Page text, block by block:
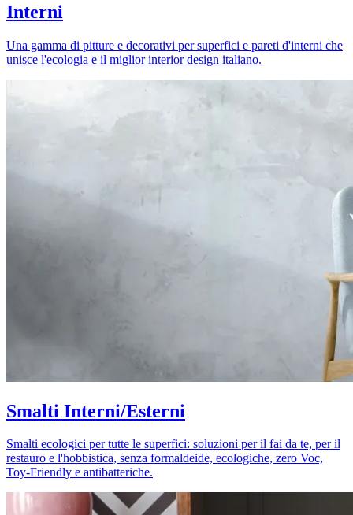
Interni
Una gamma di pitture e decorativi per superfici e pareti d'interni che
unisce l'ecologia e il miglior interior design italiano.
Smalti Interni/Esterni
Smalti ecologici per tutte le superfici: soluzioni per il fai da te, per il
restauro e l'hobbistica, senza formaldeide, ecologiche, zero Voc,
Toy-Friendly e antibatteriche.